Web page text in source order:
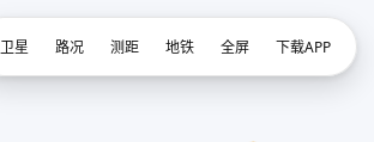
卫星 路况 测距 地铁 全屏 下载APP